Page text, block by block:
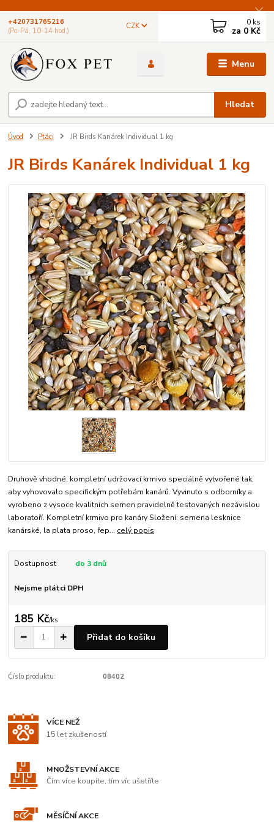
Menu
CZK
Hledat
+420731765216
(Po-Pá, 10-14 hod.)
0 ks
za 0 Kč
Úvod Ptáci JR Birds Kanárek Individual 1 kg
JR Birds Kanárek Individual 1 kg
Druhově vhodné, kompletní udržovací krmivo speciálně vytvořené tak,
aby vyhovovalo specifickým potřebám kanárů. Vyvinuto s odborníky a
vyrobeno z vysoce kvalitních semen pravidelně testovaných nezávislou
laboratoří. Kompletní krmivo pro kanáry Složení: semena lesknice
kanárské, la plata proso, řep... celý popis
Dostupnost do 3 dnů
Nejsme plátci DPH
185 Kč/ks
Přidat do košíku
Číslo produktu: 08402
VÍCE NEŽ
15 let zkušeností
MNOŽSTEVNÍ AKCE
Čím více koupíte, tím víc ušetříte
MĚSÍČNÍ AKCE